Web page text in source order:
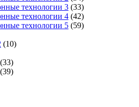
технологии 3 (33)
технологии 4 (42)
технологии 5 (59)
(10)
(33)
(39)